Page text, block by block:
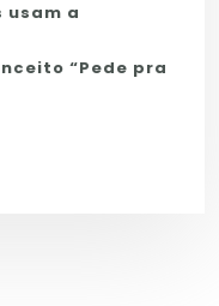
usam a
“Pede pra